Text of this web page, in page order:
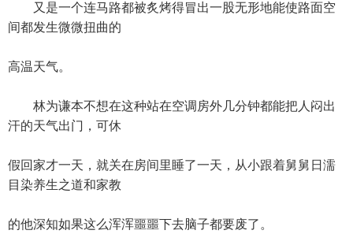
又是一个连马路都被炙烤得冒出一股无形地能使路面空
间都发生微微扭曲的
高温天气。
林为谦本不想在这种站在空调房外几分钟都能把人闷出
汗的天气出门，可休
假回家才一天，就关在房间里睡了一天，从小跟着舅舅日濡
目染养生之道和家教
的他深知如果这么浑浑噩噩下去脑子都要废了。